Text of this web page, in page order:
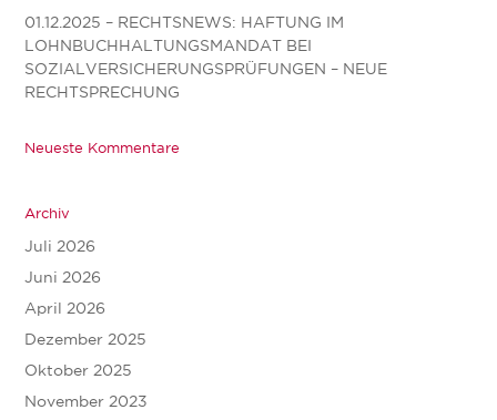
01.12.2025 – RECHTSNEWS: HAFTUNG IM
LOHNBUCHHALTUNGSMANDAT BEI
SOZIALVERSICHERUNGSPRÜFUNGEN – NEUE
RECHTSPRECHUNG
Neueste Kommentare
Archiv
Juli 2026
Juni 2026
April 2026
Dezember 2025
Oktober 2025
November 2023